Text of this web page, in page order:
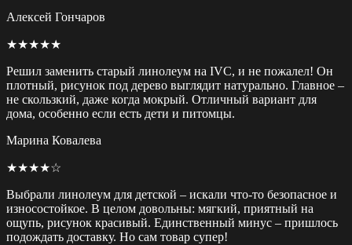
Алексей Гончаров
★★★★★
Решил заменить старый линолеум на IVC, и не пожалел! Он
плотный, рисунок под дерево выглядит натурально. Главное –
не скользкий, даже когда мокрый. Отличный вариант для
дома, особенно если есть дети и питомцы.
Марина Ковалева
★★★★☆
Выбрали линолеум для детской – искали что-то безопасное и
износостойкое. В целом довольны: мягкий, приятный на
ощупь, рисунок красивый. Единственный минус – пришлось
подождать доставку. Но сам товар супер!